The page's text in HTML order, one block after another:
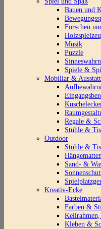
Bauen und
Forschen
Musik
Puzzle
Spiele &
Mobiliar &
Regale &
Stühle &
Outdoor
Stühle &
Hängematten
Sand- &
Kreativ-Ecke
Farben &
Kleben &